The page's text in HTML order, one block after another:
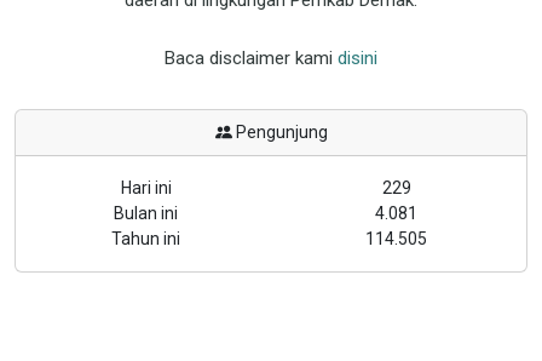
Baca disclaimer kami disini
Pengunjung
Hari ini
229
Bulan ini
4.081
Tahun ini
114.505